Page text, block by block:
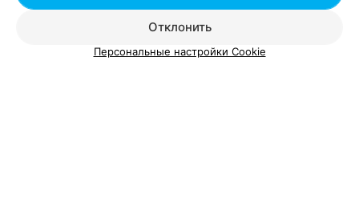
Добавить компанию
Отклонить
Персональные настройки Cookie